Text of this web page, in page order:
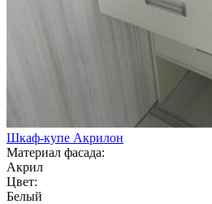
Шкаф-купе Акрилон
Материал фасада:
Акрил
Цвет:
Белый